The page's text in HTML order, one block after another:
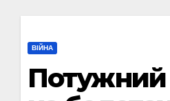
ВІЙНА
Потужний